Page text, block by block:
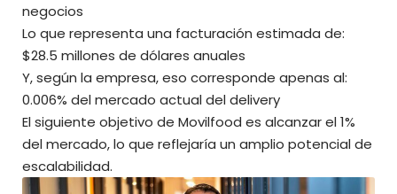
negocios
Lo que representa una facturación estimada de:
$28.5 millones de dólares anuales
Y, según la empresa, eso corresponde apenas al:
0.006% del mercado actual del delivery
El siguiente objetivo de Movilfood es alcanzar el 1%
del mercado, lo que reflejaría un amplio potencial de
escalabilidad.